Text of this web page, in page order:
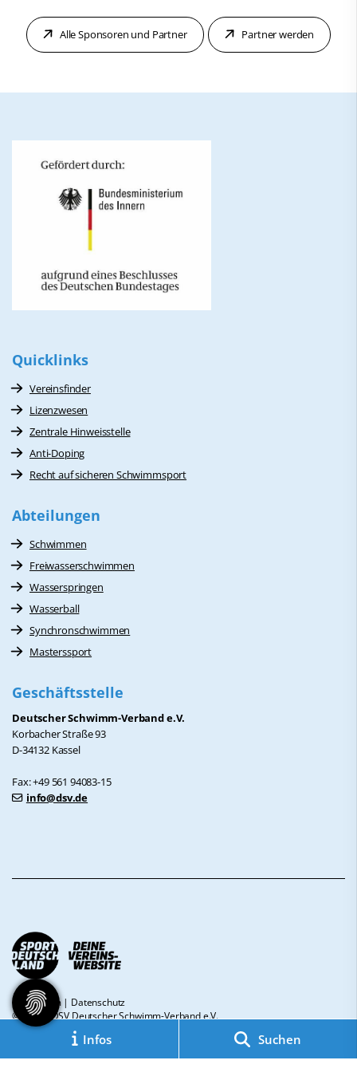
Infos Suchen
Alle Sponsoren und Partner Partner werden
Quicklinks
Vereinsfinder
Lizenzwesen
Zentrale Hinweisstelle
Anti-Doping
Recht auf sicheren Schwimmsport
Abteilungen
Schwimmen
Freiwasserschwimmen
Wasserspringen
Wasserball
Synchronschwimmen
Masterssport
Geschäftsstelle
Deutscher Schwimm-Verband e.V.
Korbacher Straße 93
D-34132 Kassel
Fax: +49 561 94083-15
info@dsv.de
Impressum| Datenschutz
© 2026 - DSV Deutscher Schwimm-Verband e.V.
Diese Website ist gefördert durch das Projekt
„Sportdeutschland – Deine